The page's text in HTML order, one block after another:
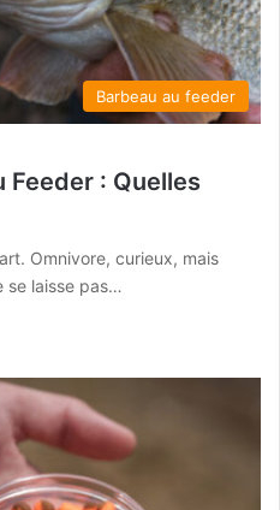
Barbeau au feeder
Feeder : Quelles
Omnivore, curieux, mais
se laisse pas…